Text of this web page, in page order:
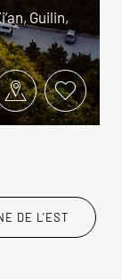
Guilin,
DE L'EST